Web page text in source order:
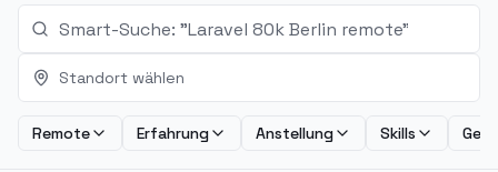
Standort wählen
Remote Erfahrung Anstellung Skills